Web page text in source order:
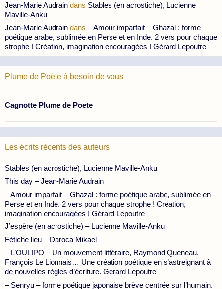
Jean-Marie Audrain dans Stables (en acrostiche), Lucienne
Maville-Anku
Jean-Marie Audrain dans – Amour imparfait – Ghazal : forme
poétique arabe, sublimée en Perse et en Inde. 2 vers pour chaque
strophe ! Création, imagination encouragées ! Gérard Lepoutre
Plume de Poète à besoin de vous
Cagnotte Plume de Poete
Les écrits récents des auteurs
Stables (en acrostiche), Lucienne Maville-Anku
This day – Jean-Marie Audrain
– Amour imparfait – Ghazal : forme poétique arabe, sublimée en
Perse et en Inde. 2 vers pour chaque strophe ! Création,
imagination encouragées ! Gérard Lepoutre
J’espère (en acrostiche) – Lucienne Maville-Anku
Fétiche lieu – Daroca Mikael
– L’OULIPO – Un mouvement littéraire, Raymond Queneau,
François Le Lionnais… Une création poétique en s’astreignant à
de nouvelles règles d’écriture. Gérard Lepoutre
– Senryu – forme poétique japonaise brève centrée sur l’humain.